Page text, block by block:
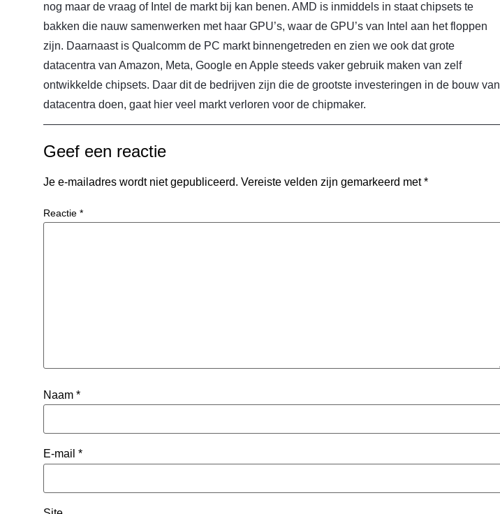
nog maar de vraag of Intel de markt bij kan benen. AMD is inmiddels in staat chipsets te
bakken die nauw samenwerken met haar GPU’s, waar de GPU’s van Intel aan het floppen
zijn. Daarnaast is Qualcomm de PC markt binnengetreden en zien we ook dat grote
datacentra van Amazon, Meta, Google en Apple steeds vaker gebruik maken van zelf
ontwikkelde chipsets. Daar dit de bedrijven zijn die de grootste investeringen in de bouw van
datacentra doen, gaat hier veel markt verloren voor de chipmaker.
Geef een reactie
Je e-mailadres wordt niet gepubliceerd. Vereiste velden zijn gemarkeerd met*
Reactie *
Naam *
E-mail *